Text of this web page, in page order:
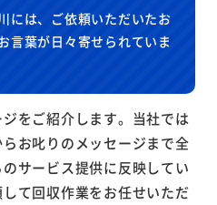
には、ご依頼いただいたお
言葉が日々寄せられていま
をご紹介します。当社では
お叱りのメッセージまで全
サービス提供に反映してい
て回収作業をお任せいただ